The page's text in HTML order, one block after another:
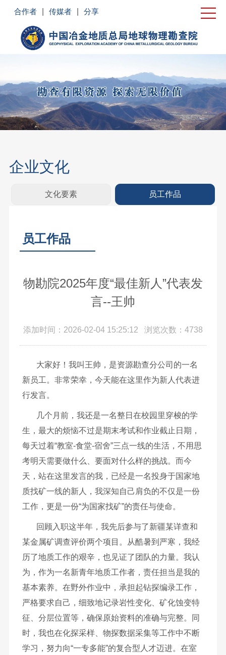
合作者 传媒者 分享
单位概况
新闻中心
党建工作
业务领域
企业文化
企业文化
文化要素 员工作品
员工作品
物勘院2025年度“最佳新人”代表发
言--王帅
添加时间：2026-02-04 15:25:12 浏览次数：4738
大家好！我叫王帅，是资源勘查分公司的一名
新员工。非常荣幸，今天能在这里作为新人代表进
行发言。
几个月前，我还是一名整日在校园里穿梭的学
生，最大的烦恼不过是期末考试和作业截止日期，
每天过着“教室-食堂-宿舍”三点一线的生活，不用思
考明天需要做什么、要面对什么样的挑战。而今
天，站在这里发言的我，已经是一名投身于国家地
质找矿一线的新人，我深知自己肩负的不仅是一份
工作，更是一份“为国家找矿”的责任与使命。
回顾入职这半年，我先后参与了新疆某详查和
某金属矿调查评价两个项目。从酷暑到严寒，我经
历了地质工作的艰辛，也见证了团队的力量。我认
为，作为一名新青年地质工作者，责任担当是我的
基本素养。在野外作业中，承担起钻探编录工作，
严格要求自己，细致地记录岩性变化、矿化蚀变特
征、分层位置等，确保原始资料的准确与完整。同
时，我也在化探采样、物探数据采集等工作中不断
学习，努力向“一专多能”的复合型人才迈进。在室